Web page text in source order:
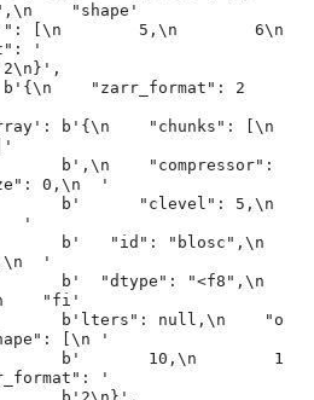
"shape'
'
0,\n  '
'
'
"fi'
[\n '
'